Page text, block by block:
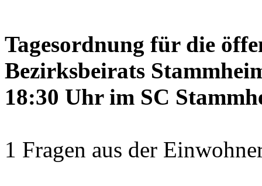
Tagesordnung für die
Bezirksbeirats
18:30 Uhr im SC
1 Fragen aus der